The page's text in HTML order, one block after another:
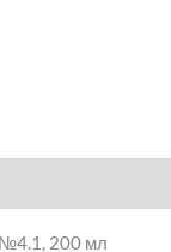
200 мл